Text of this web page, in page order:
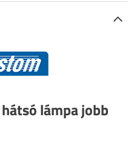
lámpa jobb